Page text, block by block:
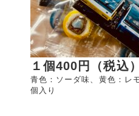
１個400円（税込）
青色：ソーダ味、黄色：
個入り